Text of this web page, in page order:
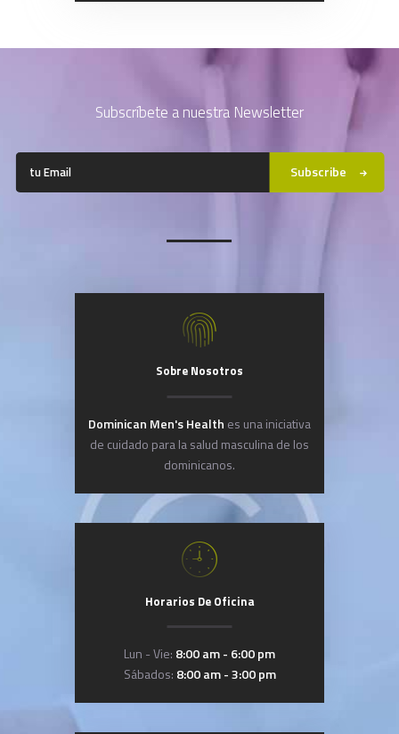
Subscríbete a nuestra Newsletter
Subscribe
Sobre Nosotros
Dominican Men's Health es una iniciativa
de cuidado para la salud masculina de los
dominicanos.
Horarios De Oficina
Lun - Vie: 8:00 am - 6:00 pm
Sábados: 8:00 am - 3:00 pm